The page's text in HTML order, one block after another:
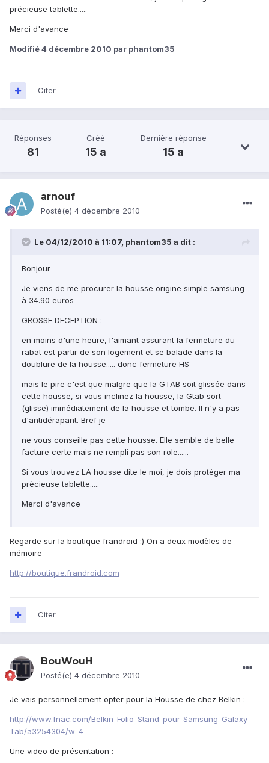
précieuse tablette.....
Merci d'avance
Modifié4 décembre 2010 par phantom35
Citer
Réponses
81
Créé
15 a
Dernière réponse
15 a
arnouf
Posté(e) 4 décembre 2010
Le 04/12/2010 à 11:07, phantom35 a dit :
Bonjour
Je viens de me procurer la housse origine simple samsung
à 34.90 euros
GROSSE DECEPTION :
en moins d'une heure, l'aimant assurant la fermeture du
rabat est partir de son logement et se balade dans la
doublure de la housse..... donc fermeture HS
mais le pire c'est que malgre que la GTAB soit glissée dans
cette housse, si vous inclinez la housse, la Gtab sort
(glisse) immédiatement de la housse et tombe. Il n'y a pas
d'antidérapant. Bref je
ne vous conseille pas cette housse. Elle semble de belle
facture certe mais ne rempli pas son role......
Si vous trouvez LA housse dite le moi, je dois protéger ma
précieuse tablette.....
Merci d'avance
Regarde sur la boutique frandroid :) On a deux modèles de
mémoire
http://boutique.frandroid.com
Citer
BouWouH
Posté(e) 4 décembre 2010
Je vais personnellement opter pour la Housse de chez Belkin :
http://www.fnac.com/Belkin-Folio-Stand-pour-Samsung-Galaxy-
Tab/a3254304/w-4
Une video de présentation :